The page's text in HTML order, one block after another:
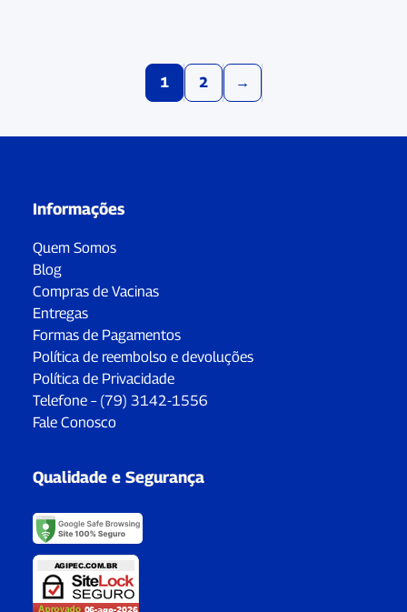
1 2 →
Informações
Quem Somos
Blog
Compras de Vacinas
Entregas
Formas de Pagamentos
Política de reembolso e devoluções
Política de Privacidade
Telefone – (79) 3142-1556
Fale Conosco
Qualidade e Segurança